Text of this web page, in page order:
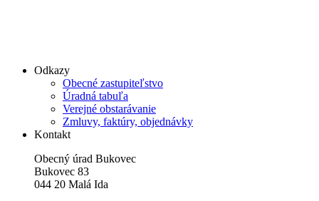
Odkazy
Obecné zastupiteľstvo
Úradná tabuľa
Verejné obstarávanie
Zmluvy, faktúry, objednávky
Kontakt
Obecný úrad Bukovec
Bukovec 83
044 20 Malá Ida